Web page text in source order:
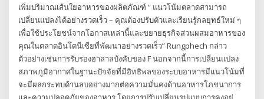
เพิ่มปริมาณเส้นใยอาหารของผลิตภัณฑ์ “ แนวโน้มตลาดสามารถ
เปลี่ยนแปลงได้อย่างรวดเร็ว – คุณต้องปรับตัวและเรียนรู้กลยุทธ์ใหม่ ๆ
เพื่อใช้ประโยชน์จากโอกาสเหล่านี้และขยายธุรกิจส่วนผสมอาหารของ
คุณในตลาดอินโดนีเซียที่พัฒนาอย่างรวดเร็ว” Rungphech กล่าว
ตัวอย่างเช่นการรับรองฮาลาลบังคับของ F นอกจากนี้การเปลี่ยนแปลง
สภาพภูมิอากาศในฐานะปัจจัยที่มีอิทธิพลของระบบอาหารมีแนวโน้มที่
จะมีผลกระทบด้านลบอย่างมากต่อความมั่นคงด้านอาหารโภชนาการ